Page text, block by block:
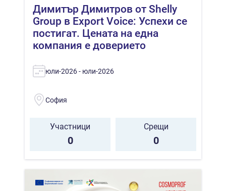
Димитър Димитров от Shelly
Group в Export Voice: Успехи се
постигат. Цената на една
компания е доверието
юли-2026 - юли-2026
София
Участници
0
Срещи
0